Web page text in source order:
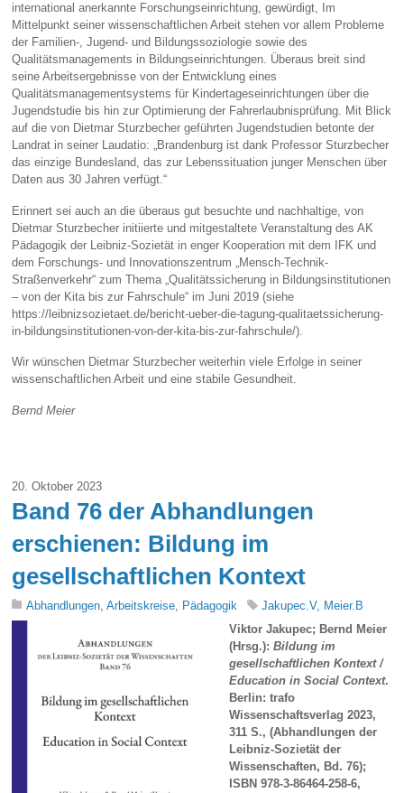
international anerkannte Forschungseinrichtung, gewürdigt, Im
Mittelpunkt seiner wissenschaftlichen Arbeit stehen vor allem Probleme
der Familien-, Jugend- und Bildungssoziologie sowie des
Qualitätsmanagements in Bildungseinrichtungen. Überaus breit sind
seine Arbeitsergebnisse von der Entwicklung eines
Qualitätsmanagementsystems für Kindertageseinrichtungen über die
Jugendstudie bis hin zur Optimierung der Fahrerlaubnisprüfung. Mit Blick
auf die von Dietmar Sturzbecher geführten Jugendstudien betonte der
Landrat in seiner Laudatio: „Brandenburg ist dank Professor Sturzbecher
das einzige Bundesland, das zur Lebenssituation junger Menschen über
Daten aus 30 Jahren verfügt.“
Erinnert sei auch an die überaus gut besuchte und nachhaltige, von
Dietmar Sturzbecher initiierte und mitgestaltete Veranstaltung des AK
Pädagogik der Leibniz-Sozietät in enger Kooperation mit dem IFK und
dem Forschungs- und Innovationszentrum „Mensch-Technik-
Straßenverkehr“ zum Thema „Qualitätssicherung in Bildungsinstitutionen
– von der Kita bis zur Fahrschule“ im Juni 2019 (siehe
https://leibnizsozietaet.de/bericht-ueber-die-tagung-qualitaetssicherung-
in-bildungsinstitutionen-von-der-kita-bis-zur-fahrschule/).
Wir wünschen Dietmar Sturzbecher weiterhin viele Erfolge in seiner
wissenschaftlichen Arbeit und eine stabile Gesundheit.
Bernd Meier
20. Oktober 2023
Band 76 der Abhandlungen
erschienen: Bildung im
gesellschaftlichen Kontext
Abhandlungen,Arbeitskreise, Pädagogik Jakupec.V, Meier.B
Viktor Jakupec; Bernd Meier
(Hrsg.):Bildung im
gesellschaftlichen Kontext /
Education in Social Context.
Berlin: trafo
Wissenschaftsverlag 2023,
311 S., (Abhandlungen der
Leibniz-Sozietät der
Wissenschaften, Bd. 76);
ISBN 978-3-86464-258-6,